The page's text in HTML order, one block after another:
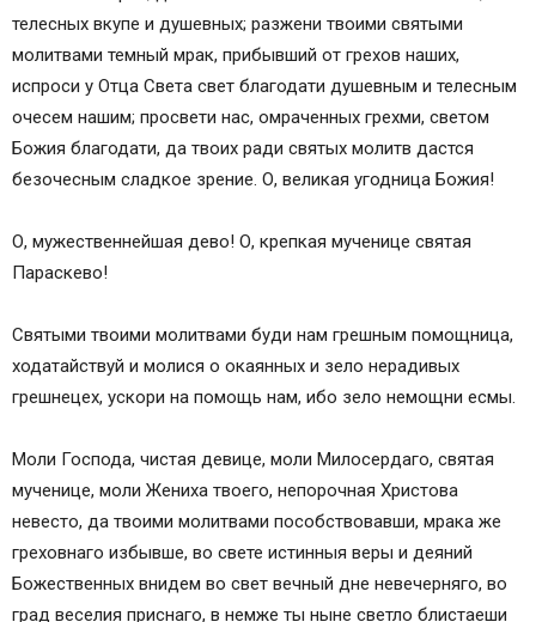
телесных вкупе и душевных; разжени твоими святыми
молитвами темный мрак, прибывший от грехов наших,
испроси у Отца Света свет благодати душевным и телесным
очесем нашим; просвети нас, омраченных грехми, светом
Божия благодати, да твоих ради святых молитв дастся
безочесным сладкое зрение. О, великая угодница Божия!
О, мужественнейшая дево! О, крепкая мученице святая
Параскево!
Святыми твоими молитвами буди нам грешным помощница,
ходатайствуй и молися о окаянных и зело нерадивых
грешнецех, ускори на помощь нам, ибо зело немощни есмы.
Моли Господа, чистая девице, моли Милосердаго, святая
мученице, моли Жениха твоего, непорочная Христова
невесто, да твоими молитвами пособствовавши, мрака же
греховнаго избывше, во свете истинныя веры и деяний
Божественных внидем во свет вечный дне невечерняго, во
град веселия приснаго, в немже ты ныне светло блистаеши